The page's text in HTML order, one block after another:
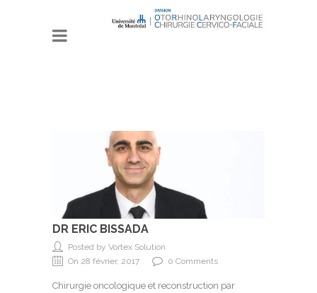
DR ERIC BISSADA
Posted by Vortex Solution
On 28 février, 2017
0 Comments
Chirurgie oncologique et reconstruction par